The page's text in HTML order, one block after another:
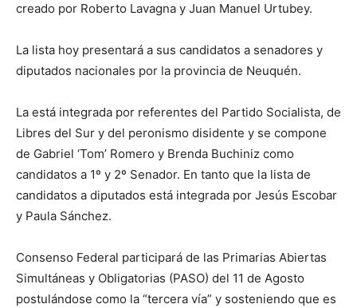
creado por Roberto Lavagna y Juan Manuel Urtubey.
La lista hoy presentará a sus candidatos a senadores y
diputados nacionales por la provincia de Neuquén.
La está integrada por referentes del Partido Socialista, de
Libres del Sur y del peronismo disidente y se compone
de Gabriel ‘Tom’ Romero y Brenda Buchiniz como
candidatos a 1º y 2º Senador. En tanto que la lista de
candidatos a diputados está integrada por Jesús Escobar
y Paula Sánchez.
Consenso Federal participará de las Primarias Abiertas
Simultáneas y Obligatorias (PASO) del 11 de Agosto
postulándose como la “tercera vía” y sosteniendo que es